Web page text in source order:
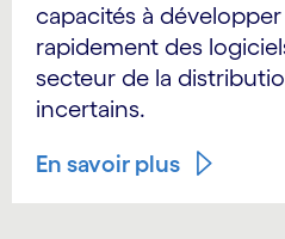
capacités à
rapidement des
secteur de la
incertains.
En savoir plus